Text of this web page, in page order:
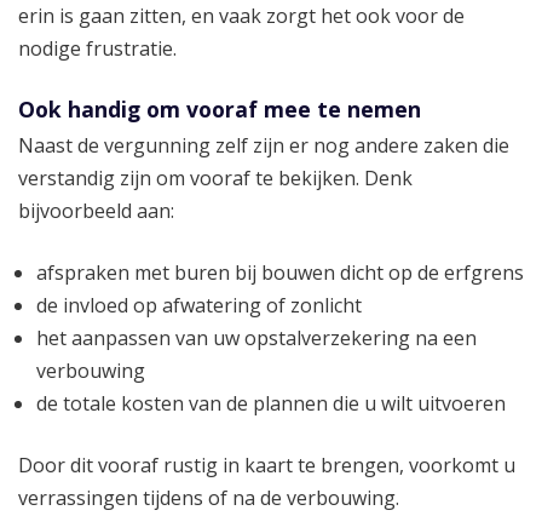
erin is gaan zitten, en vaak zorgt het ook voor de
nodige frustratie.
Ook handig om vooraf mee te nemen
Naast de vergunning zelf zijn er nog andere zaken die
verstandig zijn om vooraf te bekijken. Denk
bijvoorbeeld aan:
afspraken met buren bij bouwen dicht op de erfgrens
de invloed op afwatering of zonlicht
het aanpassen van uw opstalverzekering na een
verbouwing
de totale kosten van de plannen die u wilt uitvoeren
Door dit vooraf rustig in kaart te brengen, voorkomt u
verrassingen tijdens of na de verbouwing.